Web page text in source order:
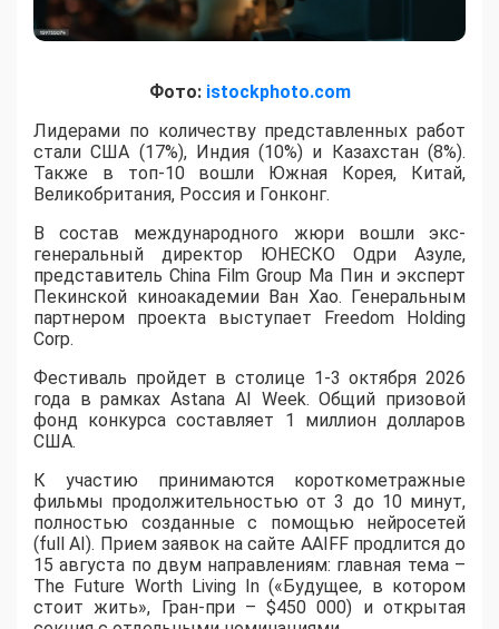
Фото: istockphoto.com
Лидерами по количеству представленных работ
стали США (17%), Индия (10%) и Казахстан (8%).
Также в топ-10 вошли Южная Корея, Китай,
Великобритания, Россия и Гонконг.
В состав международного жюри вошли экс-
генеральный директор ЮНЕСКО Одри Азуле,
представитель China Film Group Ма Пин и эксперт
Пекинской киноакадемии Ван Хао. Генеральным
партнером проекта выступает Freedom Holding
Corp.
​Фестиваль пройдет в столице 1-3 октября 2026
года в рамках Astana AI Week. Общий призовой
фонд конкурса составляет 1 миллион долларов
США.
К участию принимаются короткометражные
фильмы продолжительностью от 3 до 10 минут,
полностью созданные с помощью нейросетей
(full AI). Прием заявок на сайте AAIFF продлится до
15 августа по двум направлениям: главная тема –
The Future Worth Living In («Будущее, в котором
стоит жить», Гран-при – $450 000) и открытая